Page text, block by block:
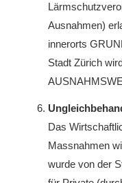
Ausnahmen)
innerorts
Stadt Zürich
Das
Massnahmen
wurde von der